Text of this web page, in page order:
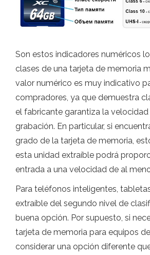
Son estos indicadores numéricos
clases de una tarjeta de memoria
valor numérico es muy indicativo
compradores, ya que demuestra
el fabricante garantiza la
grabación. En particular, si
grado de la tarjeta de memoria,
esta unidad extraíble podrá
entrada a una velocidad de al
Para teléfonos inteligentes,
extraíble del segundo nivel de
buena opción. Por supuesto, si
tarjeta de memoria para equipos
considerar una opción diferente